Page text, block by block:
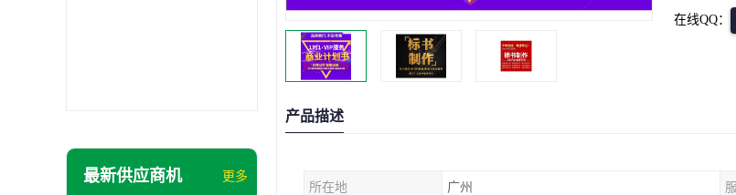
最新供应商机 更多
在线QQ：
产品描述
所在地 广州